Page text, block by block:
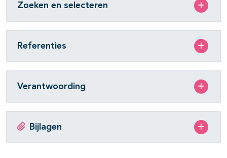
Zoeken en selecteren
Referenties
Verantwoording
Bijlagen